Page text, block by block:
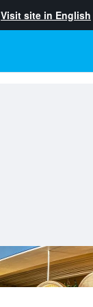
Visit site in English